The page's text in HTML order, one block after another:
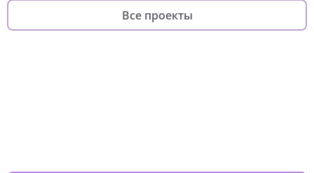
Все проекты